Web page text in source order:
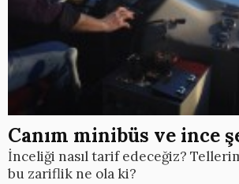
Canım minibüs ve ince
İnceliği nasıl tarif edeceğiz?
bu zariflik ne ola ki?